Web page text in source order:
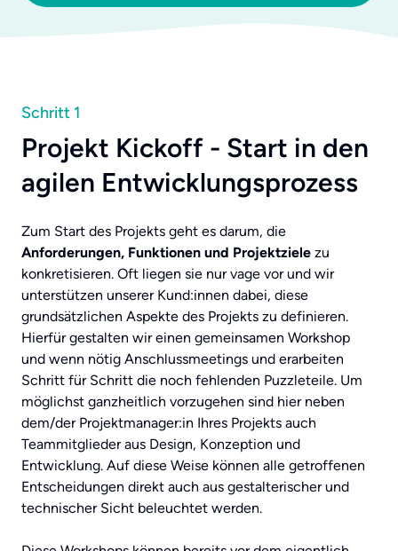
Schritt 1
Projekt Kickoff - Start in den
agilen Entwicklungsprozess
Zum Start des Projekts geht es darum, die
Anforderungen, Funktionen und Projektziele zu
konkretisieren. Oft liegen sie nur vage vor und wir
unterstützen unserer Kund:innen dabei, diese
grundsätzlichen Aspekte des Projekts zu definieren.
Hierfür gestalten wir einen gemeinsamen Workshop
und wenn nötig Anschlussmeetings und erarbeiten
Schritt für Schritt die noch fehlenden Puzzleteile. Um
möglichst ganzheitlich vorzugehen sind hier neben
dem/der Projektmanager:in Ihres Projekts auch
Teammitglieder aus Design, Konzeption und
Entwicklung. Auf diese Weise können alle getroffenen
Entscheidungen direkt auch aus gestalterischer und
technischer Sicht beleuchtet werden.